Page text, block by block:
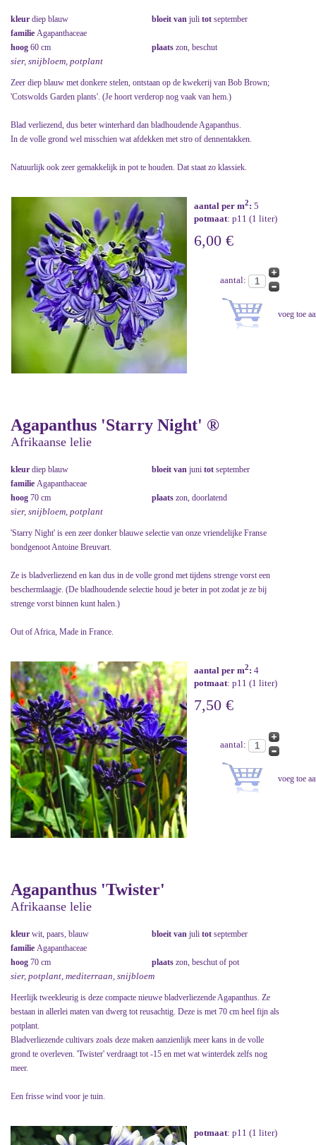
kleur diep blauw bloeit van juli tot september
familie Agapanthaceae
hoog 60 cm plaats zon, beschut
sier, snijbloem, potplant
Zeer diep blauw met donkere stelen, ontstaan op de kwekerij van Bob Brown;
'Cotswolds Garden plants'. (Je hoort verderop nog vaak van hem.)
Blad verliezend, dus beter winterhard dan bladhoudende Agapanthus.
In de volle grond wel misschien wat afdekken met stro of dennentakken.
Natuurlijk ook zeer gemakkelijk in pot te houden. Dat staat zo klassiek.
aantal per m2: 5
potmaat: p11 (1 liter)
6,00 €
aantal:
Agapanthus 'Starry Night' ®
Afrikaanse lelie
kleur diep blauw bloeit van juni tot september
familie Agapanthaceae
hoog 70 cm plaats zon, doorlatend
sier, snijbloem, potplant
'Starry Night' is een zeer donker blauwe selectie van onze vriendelijke Franse
bondgenoot Antoine Breuvart.
Ze is bladverliezend en kan dus in de volle grond met tijdens strenge vorst een
beschermlaagje. (De bladhoudende selectie houd je beter in pot zodat je ze bij
strenge vorst binnen kunt halen.)
Out of Africa, Made in France.
aantal per m2: 4
potmaat: p11 (1 liter)
7,50 €
aantal:
Agapanthus 'Twister'
Afrikaanse lelie
kleur wit, paars, blauw bloeit van juli tot september
familie Agapanthaceae
hoog 70 cm plaats zon, beschut of pot
sier, potplant, mediterraan, snijbloem
Heerlijk tweekleurig is deze compacte nieuwe bladverliezende Agapanthus. Ze
bestaan in allerlei maten van dwerg tot reusachtig. Deze is met 70 cm heel fijn als
potplant.
Bladverliezende cultivars zoals deze maken aanzienlijk meer kans in de volle
grond te overleven. 'Twister' verdraagt tot -15 en met wat winterdek zelfs nog
meer.
Een frisse wind voor je tuin.
potmaat: p11 (1 liter)